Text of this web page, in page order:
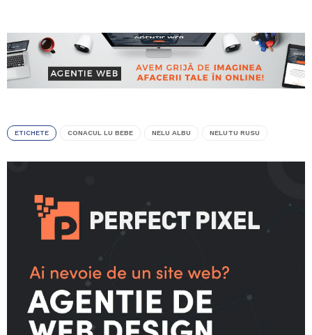
ETICHETE CONACUL LU BEBE NELU ALBU NELUTU RUSU